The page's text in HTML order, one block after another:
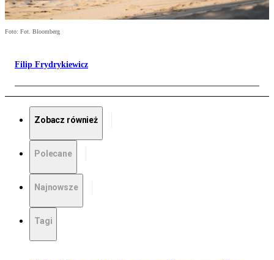
Foto: Fot. Bloomberg
Filip Frydrykiewicz
Zobacz również
Polecane
Najnowsze
Tagi